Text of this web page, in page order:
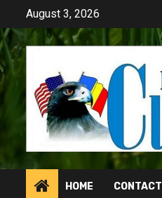
content
August 3, 2026
HOME CONTACT